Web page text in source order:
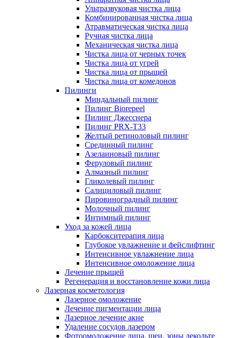
Ультразвуковая чистка лица
Комбинированная чистка лица
Атравматическая чистка лица
Ручная чистка лица
Механическая чистка лица
Чистка лица от черных точек
Чистка лица от угрей
Чистка лица от прыщей
Чистка лица от комедонов
Пилинги
Миндальный пилинг
Пилинг Biorepeel
Пилинг Джесснера
Пилинг PRX-T33
Желтый ретиноловый пилинг
Срединный пилинг
Азелаиновый пилинг
Феруловый пилинг
Алмазный пилинг
Гликолевый пилинг
Салициловый пилинг
Пировиноградный пилинг
Молочный пилинг
Интимный пилинг
Уход за кожей лица
Карбокситерапия лица
Глубокое увлажнение и фейслифтинг
Интенсивное увлажнение лица
Интенсивное омоложение лица
Лечение прыщей
Регенерация и восстановление кожи лица
Лазерная косметология
Лазерное омоложение
Лечение пигментации лица
Лазерное лечение акне
Удаление сосудов лазером
Фотоомоложение лица, шеи, зоны декольте